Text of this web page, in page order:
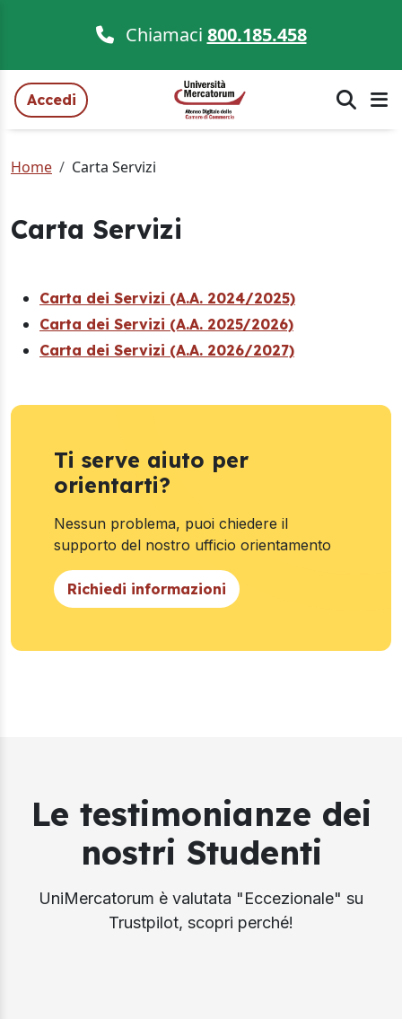
Chiamaci 800.185.458
Accedi
Home Carta Servizi
Carta Servizi
Carta dei Servizi (A.A. 2024/2025)
Carta dei Servizi (A.A. 2025/2026)
Carta dei Servizi (A.A. 2026/2027)
Ti serve aiuto per
orientarti?
Nessun problema, puoi chiedere il
supporto del nostro ufficio orientamento
Richiedi informazioni
Le testimonianze dei
nostri Studenti
UniMercatorum è valutata "Eccezionale" su
Trustpilot, scopri perché!